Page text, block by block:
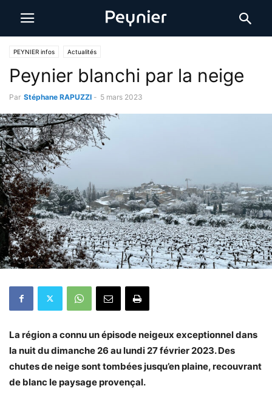
PEYNIER infos Actualités
Peynier blanchi par la neige
Par Stéphane RAPUZZI - 5 mars 2023
La région a connu un épisode neigeux exceptionnel dans
la nuit du dimanche 26 au lundi 27 février 2023. Des
chutes de neige sont tombées jusqu’en plaine, recouvrant
de blanc le paysage provençal.